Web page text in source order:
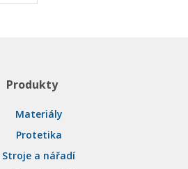
Produkty
Materiály
Protetika
Stroje a nářadí